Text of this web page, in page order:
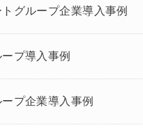
トグループ企業導入事例
プ導入事例
プ企業導入事例